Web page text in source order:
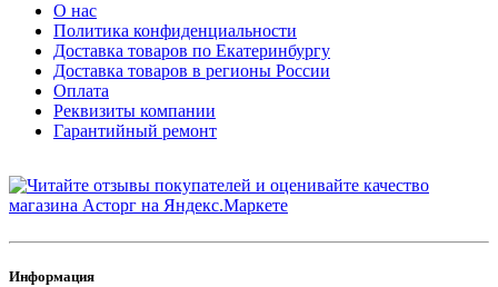
О нас
Политика конфиденциальности
Доставка товаров по Екатеринбургу
Доставка товаров в регионы России
Оплата
Реквизиты компании
Гарантийный ремонт
Информация